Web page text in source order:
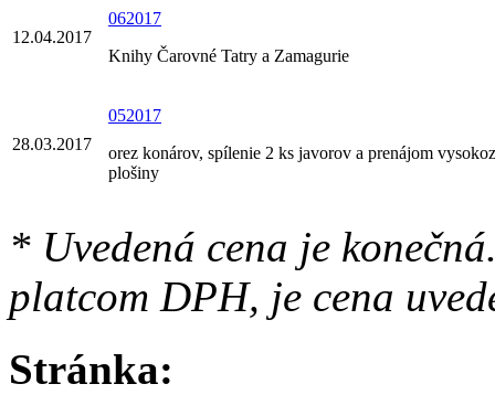
12.04.2017
062017
Knihy Čarovné Tatry a Zamagurie
28.03.2017
052017
orez konárov, spílenie 2 ks javorov a prenájom
plošiny
* Uvedená cena je
platcom DPH, je cena
Stránka: